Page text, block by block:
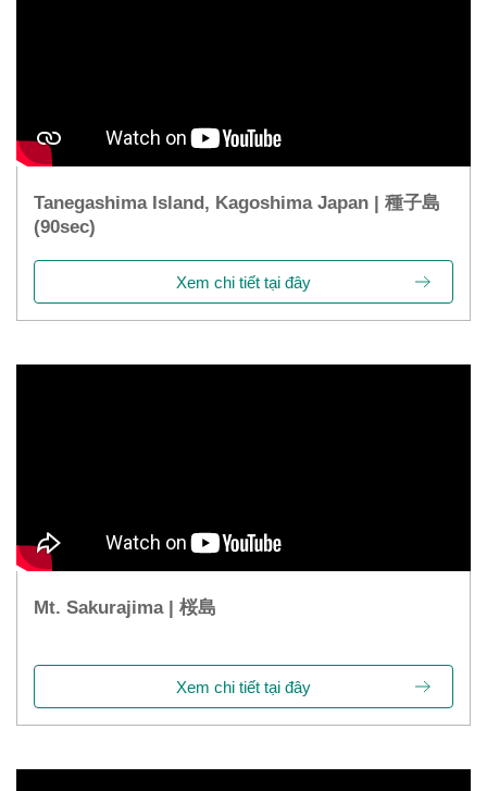
Tanegashima Island, Kagoshima Japan | 種子島
(90sec)
Xem chi tiết tại đây
Mt. Sakurajima | 桜島
Xem chi tiết tại đây